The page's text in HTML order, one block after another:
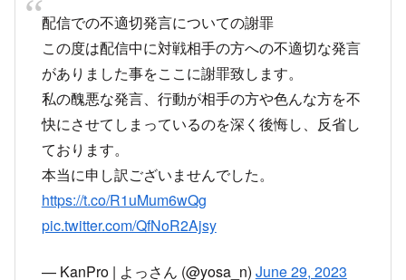
ております。
本当に申し訳ございませんでした。
https://t.co/R1uMum6wQg
pic.twitter.com/QfNoR2Ajsy
— KanPro | よっさん (@yosa_n) June 29, 2023
スポンサーリンク